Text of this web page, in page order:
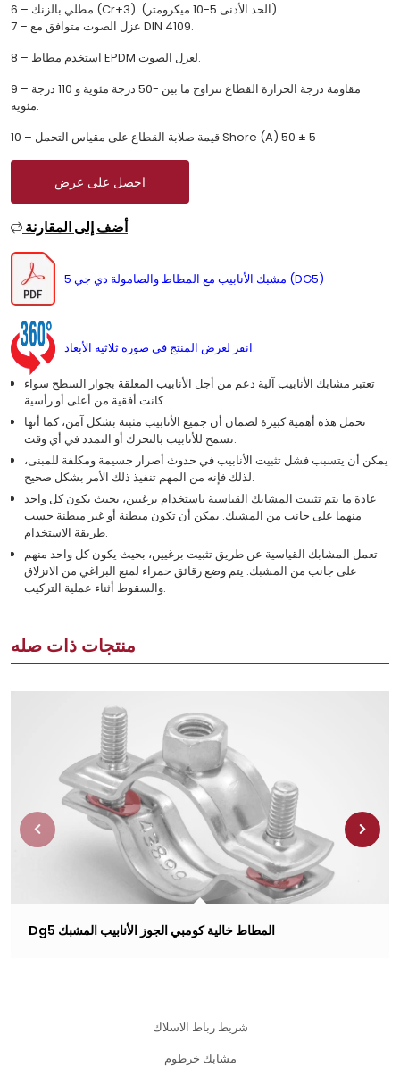
شريط رباط الاسلاك
مشابك خرطوم
6 – مطلي بالزنك (Cr+3). (الحد الأدنى 5-10 ميكرومتر)
7 – عزل الصوت متوافق مع DIN 4109.
8 – استخدم مطاط EPDM لعزل الصوت.
9 – مقاومة درجة الحرارة القطاع تتراوح ما بين -50 درجة مئوية و 110 درجة
مئوية.
10 – قيمة صلابة القطاع على مقياس التحمل Shore (A) 50 ± 5
احصل على عرض
أضف إلى المقارنة
مشبك الأنابيب مع المطاط والصامولة دي جي 5 (DG5)
انقر لعرض المنتج في صورة ثلاثية الأبعاد.
تعتبر مشابك الأنابيب آلية دعم من أجل الأنابيب المعلقة بجوار السطح سواء
كانت أفقية من أعلى أو رأسية.
تحمل هذه أهمية كبيرة لضمان أن جميع الأنابيب مثبتة بشكل آمن، كما أنها
تسمح للأنابيب بالتحرك أو التمدد في أي وقت.
يمكن أن يتسبب فشل تثبيت الأنابيب في حدوث أضرار جسيمة ومكلفة للمبنى،
لذلك فإنه من المهم تنفيذ ذلك الأمر بشكل صحيح.
عادة ما يتم تثبيت المشابك القياسية باستخدام برغيين، بحيث يكون كل واحد
منهما على جانب من المشبك. يمكن أن تكون مبطنة أو غير مبطنة حسب
طريقة الاستخدام.
تعمل المشابك القياسية عن طريق تثبيت برغيين، بحيث يكون كل واحد منهم
على جانب من المشبك. يتم وضع رقائق حمراء لمنع البراغي من الانزلاق
والسقوط أثناء عملية التركيب.
منتجات ذات صله
Dg5 المطاط خالية كومبي الجوز الأنابيب المشبك